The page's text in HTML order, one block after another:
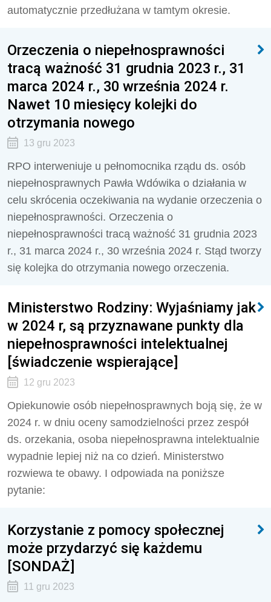
automatycznie przedłużana w tamtym okresie.
Orzeczenia o niepełnosprawności
tracą ważność 31 grudnia 2023 r., 31
marca 2024 r., 30 września 2024 r.
Nawet 10 miesięcy kolejki do
otrzymania nowego
13 gru 2023
RPO interweniuje u pełnomocnika rządu ds. osób
niepełnosprawnych Pawła Wdówika o działania w
celu skrócenia oczekiwania na wydanie orzeczenia o
niepełnosprawności. Orzeczenia o
niepełnosprawności tracą ważność 31 grudnia 2023
r., 31 marca 2024 r., 30 września 2024 r. Stąd tworzy
się kolejka do otrzymania nowego orzeczenia.
Ministerstwo Rodziny: Wyjaśniamy jak
w 2024 r, są przyznawane punkty dla
niepełnosprawności intelektualnej
[świadczenie wspierające]
12 gru 2023
Opiekunowie osób niepełnosprawnych boją się, że w
2024 r. w dniu oceny samodzielności przez zespół
ds. orzekania, osoba niepełnosprawna intelektualnie
wypadnie lepiej niż na co dzień. Ministerstwo
rozwiewa te obawy. I odpowiada na poniższe
pytanie:
Korzystanie z pomocy społecznej
może przydarzyć się każdemu
[SONDAŻ]
11 gru 2023